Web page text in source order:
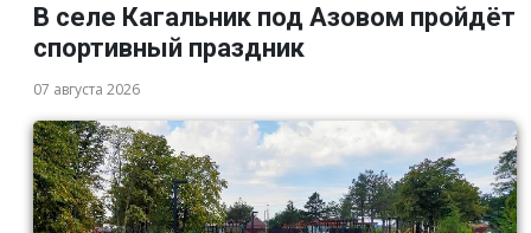
В селе Кагальник под Азовом пройдёт
спортивный праздник
07 августа 2026